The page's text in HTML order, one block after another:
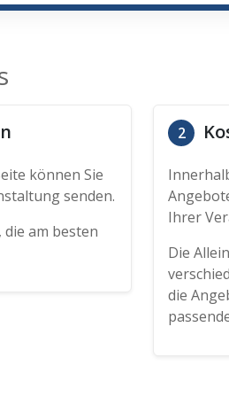
können Sie
senden.
am besten
2
Ihrer
Die
die